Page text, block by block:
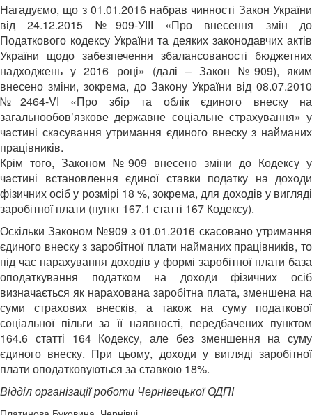
Нагадуємо, що з 01.01.2016 набрав чинності Закон України
від 24.12.2015 №909-УІІІ «Про внесення змін до
Податкового кодексу України та деяких законодавчих актів
України щодо забезпечення збалансованості бюджетних
надходжень у 2016 році» (далі – Закон №909), яким
внесено зміни, зокрема, до Закону України від 08.07.2010
№2464-VІ «Про збір та облік єдиного внеску на
загальнообов’язкове державне соціальне страхування» у
частині скасування утримання єдиного внеску з найманих
працівників.
Крім того, Законом №909 внесено зміни до Кодексу у
частині встановлення єдиної ставки податку на доходи
фізичних осіб у розмірі 18 %, зокрема, для доходів у вигляді
заробітної плати (пункт 167.1 статті 167 Кодексу).
Оскільки Законом №909 з 01.01.2016 скасовано утримання
єдиного внеску з заробітної плати найманих працівників, то
під час нарахування доходів у формі заробітної плати база
оподаткування податком на доходи фізичних осіб
визначається як нарахована заробітна плата, зменшена на
суми страхових внесків, а також на суму податкової
соціальної пільги за її наявності, передбачених пунктом
164.6 статті 164 Кодексу, але без зменшення на суму
єдиного внеску. При цьому, доходи у вигляді заробітної
плати оподатковуються за ставкою 18%.
Відділ організації роботи Чернівецької ОДПІ